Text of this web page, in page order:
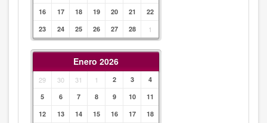
16
17 18 19 20 21
22
23
24 25 26 27 28 1
Enero 2026
29 30 31 1 2 3
4
5
6 7 8 9 10
11
12
13 14 15 16 17
18